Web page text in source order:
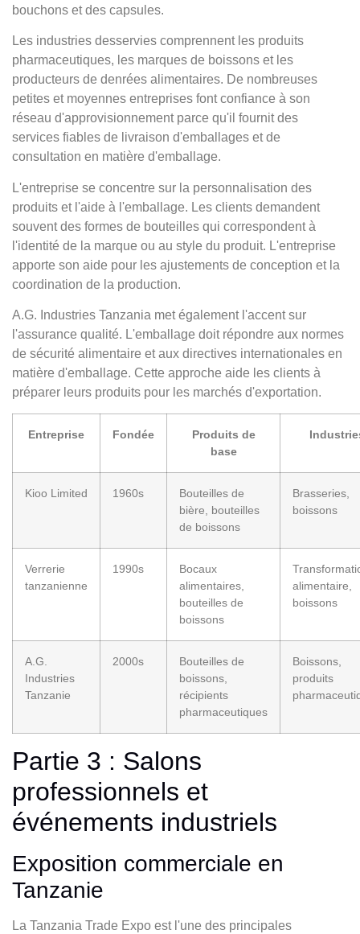
bouchons et des capsules.
Les industries desservies comprennent les produits
pharmaceutiques, les marques de boissons et les
producteurs de denrées alimentaires. De nombreuses
petites et moyennes entreprises font confiance à son
réseau d'approvisionnement parce qu'il fournit des
services fiables de livraison d'emballages et de
consultation en matière d'emballage.
L'entreprise se concentre sur la personnalisation des
produits et l'aide à l'emballage. Les clients demandent
souvent des formes de bouteilles qui correspondent à
l'identité de la marque ou au style du produit. L'entreprise
apporte son aide pour les ajustements de conception et la
coordination de la production.
A.G. Industries Tanzania met également l'accent sur
l'assurance qualité. L'emballage doit répondre aux normes
de sécurité alimentaire et aux directives internationales en
matière d'emballage. Cette approche aide les clients à
préparer leurs produits pour les marchés d'exportation.
Entreprise Fondée
Produits de
base
Kioo Limited 1960s
Bouteilles de
bière, bouteilles
de boissons
Brasseries,
boissons
Verrerie
tanzanienne
1990s
Bocaux
alimentaires,
bouteilles de
boissons
alimentaire,
boissons
A.G.
Industries
Tanzanie
2000s
Bouteilles de
boissons,
récipients
pharmaceutiques
Boissons,
produits
Partie 3 : Salons
professionnels et
événements industriels
Exposition commerciale en
Tanzanie
La Tanzania Trade Expo est l'une des principales